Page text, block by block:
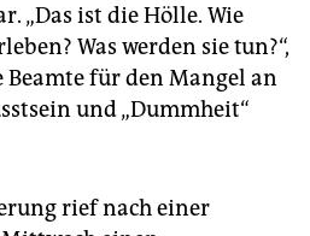
„Das ist die Hölle. Wie
Was werden sie tun?“,
für den Mangel an
und „Dummheit“
rief nach einer